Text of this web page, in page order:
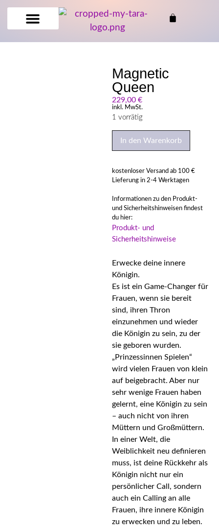
Magnetic
Queen
229,00€
inkl. MwSt.
1 vorrätig
In den Warenkorb
kostenloser Versand ab 100 €
Lieferung in 2-4 Werktagen
Informationen zu den Produkt-
und Sicherheitshinweisen findest
du hier:
Produkt- und
Sicherheitshinweise
Erwecke deine innere
Königin.
Es ist ein Game-Changer für
Frauen, wenn sie bereit
sind, ihren Thron
einzunehmen und wieder
die Königin zu sein, zu der
sie geboren wurden.
„Prinzessinnen Spielen“
wird vielen Frauen von klein
auf beigebracht. Aber nur
sehr wenige Frauen haben
gelernt, eine Königin zu sein
– auch nicht von ihren
Müttern und Großmüttern.
In einer Welt, die
Weiblichkeit neu definieren
muss, ist deine Rückkehr als
Königin nicht nur ein
persönlicher Call, sondern
auch ein Calling an alle
Frauen, ihre innere Königin
zu erwecken und zu leben.